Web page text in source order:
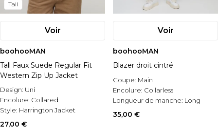
Tall
Voir
boohooMAN
Tall Faux Suede Regular Fit
Western Zip Up Jacket
Design: Uni
Encolure: Collared
Style: Harrington Jacket
27,00 €
Voir
boohooMAN
Blazer droit cintré
Coupe: Main
Encolure: Collarless
Longueur de manche: Long
Sleeve
35,00 €